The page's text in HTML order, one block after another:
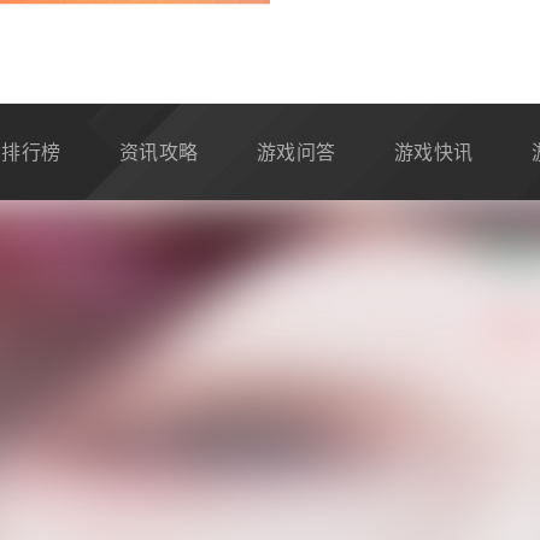
排行榜 资讯攻略 游戏问答 游戏快讯